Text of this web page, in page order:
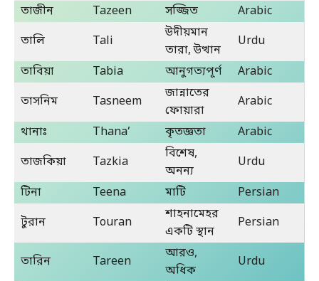
তাজীন
Tazeen সজ্জিত
Arabic
তালি
Tali
উদীয়মান
তারা, উত্থান
Urdu
তাবিয়া
Tabia আনুগত্যপূর্ণ
Arabic
তাসনিম
Tasneem
জান্নাতের
ফোয়ারা
Arabic
থানাঃ
Thana’ কৃতজ্ঞতা
Arabic
তাজকিয়া
Tazkia
বিশেষ,
অনন্য
Urdu
টিনা
Teena মাটি
Persian
টুরান
Touran
শাহনামেহর
একটি স্থান
Persian
তারিন Tareen
আরও,
অধিক
Urdu